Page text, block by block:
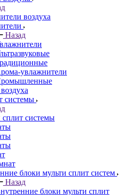
воздуха
Назад
увлажнители
системы
системы
блоки мульти сплит систем
Назад
блоки мульти сплит